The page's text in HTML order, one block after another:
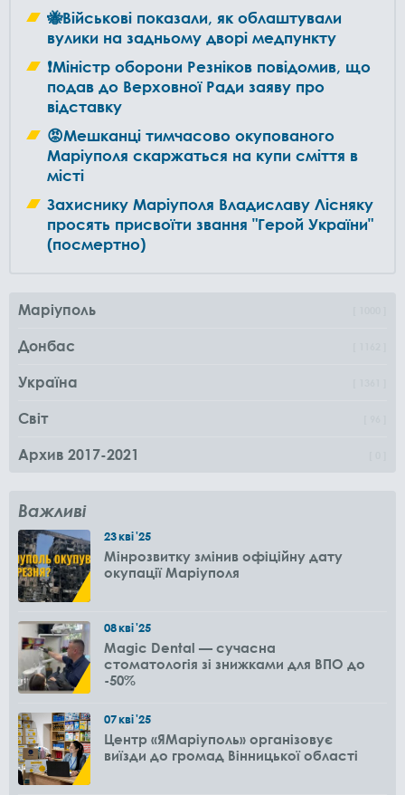
🐝Військові показали, як облаштували
вулики на задньому дворі медпункту
❗️Міністр оборони Резніков повідомив, що
подав до Верховної Ради заяву про
відставку
😡Мешканці тимчасово окупованого
Маріуполя скаржаться на купи сміття в
місті
Захиснику Маріуполя Владиславу Лісняку
просять присвоїти звання "Герой України"
(посмертно)
Маріуполь
Донбас
Україна
Світ
Архив 2017-2021
Важливі
23кві'25
Мінрозвитку змінив офіційну дату
окупації Маріуполя
08кві'25
Magic Dental — сучасна
стоматологія зі знижками для ВПО до
-50%
07кві'25
Центр «ЯМаріуполь» організовує
виїзди до громад Вінницької області